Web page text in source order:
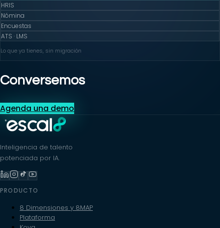
HRIS
Nómina
Encuestas
ATS · LMS
Lo que ya tienes, sin migración
Conversemos
Agenda una demo
Inteligencia de talento
potenciada por IA.
PRODUCTO
8 Dimensiones y 8MAP
Plataforma